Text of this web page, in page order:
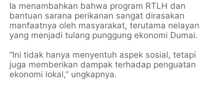
Ia menambahkan bahwa program RTLH dan
bantuan sarana perikanan sangat dirasakan
manfaatnya oleh masyarakat, terutama nelayan
yang menjadi tulang punggung ekonomi Dumai.
“Ini tidak hanya menyentuh aspek sosial, tetapi
juga memberikan dampak terhadap penguatan
ekonomi lokal,” ungkapnya.